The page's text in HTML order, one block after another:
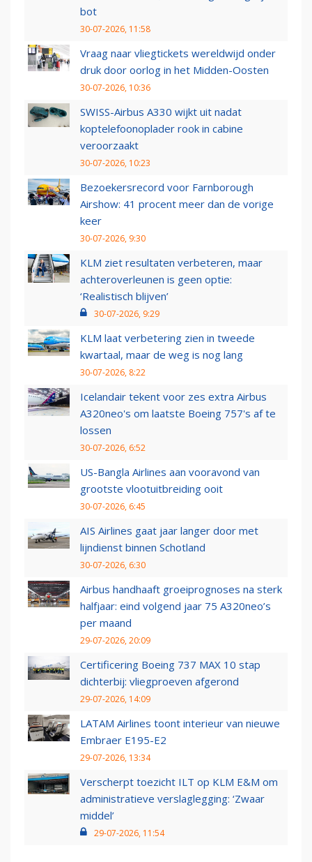
bot
30-07-2026, 11:58
Vraag naar vliegtickets wereldwijd onder
druk door oorlog in het Midden-Oosten
30-07-2026, 10:36
SWISS-Airbus A330 wijkt uit nadat
koptelefoonoplader rook in cabine
veroorzaakt
30-07-2026, 10:23
Bezoekersrecord voor Farnborough
Airshow: 41 procent meer dan de vorige
keer
30-07-2026, 9:30
KLM ziet resultaten verbeteren, maar
achteroverleunen is geen optie:
‘Realistisch blijven’
30-07-2026, 9:29
KLM laat verbetering zien in tweede
kwartaal, maar de weg is nog lang
30-07-2026, 8:22
Icelandair tekent voor zes extra Airbus
A320neo's om laatste Boeing 757's af te
lossen
30-07-2026, 6:52
US-Bangla Airlines aan vooravond van
grootste vlootuitbreiding ooit
30-07-2026, 6:45
AIS Airlines gaat jaar langer door met
lijndienst binnen Schotland
30-07-2026, 6:30
Airbus handhaaft groeiprognoses na sterk
halfjaar: eind volgend jaar 75 A320neo’s
per maand
29-07-2026, 20:09
Certificering Boeing 737 MAX 10 stap
dichterbij: vliegproeven afgerond
29-07-2026, 14:09
LATAM Airlines toont interieur van nieuwe
Embraer E195-E2
29-07-2026, 13:34
Verscherpt toezicht ILT op KLM E&M om
administratieve verslaglegging: ‘Zwaar
middel’
29-07-2026, 11:54